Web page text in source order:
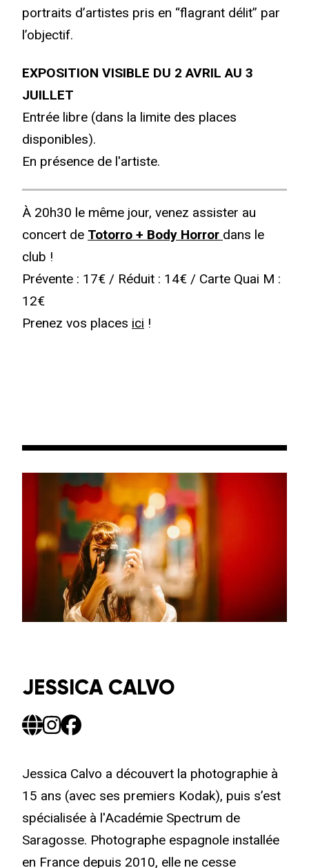
portraits d’artistes pris en “flagrant délit” par
l’objectif.
EXPOSITION VISIBLE DU 2 AVRIL AU 3
JUILLET
Entrée libre (dans la limite des places
disponibles).
En présence de l'artiste.
À 20h30 le même jour, venez assister au
concert de Totorro + Body Horror dans le
club !
Prévente : 17€ / Réduit : 14€ / Carte Quai M :
12€
Prenez vos places ici !
JESSICA CALVO
Jessica Calvo a découvert la photographie à
15 ans (avec ses premiers Kodak), puis s’est
spécialisée à l'Académie Spectrum de
Saragosse. Photographe espagnole installée
en France depuis 2010, elle ne cesse